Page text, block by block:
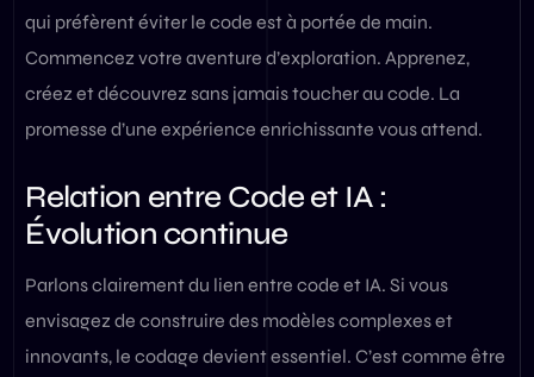
qui préfèrent éviter le code est à portée de main.
Commencez votre aventure d’exploration. Apprenez,
créez et découvrez sans jamais toucher au code. La
promesse d’une expérience enrichissante vous attend.
Relation entre Code et IA :
Évolution continue
Parlons clairement du lien entre code et IA. Si vous
envisagez de construire des modèles complexes et
innovants, le codage devient essentiel. C’est comme être